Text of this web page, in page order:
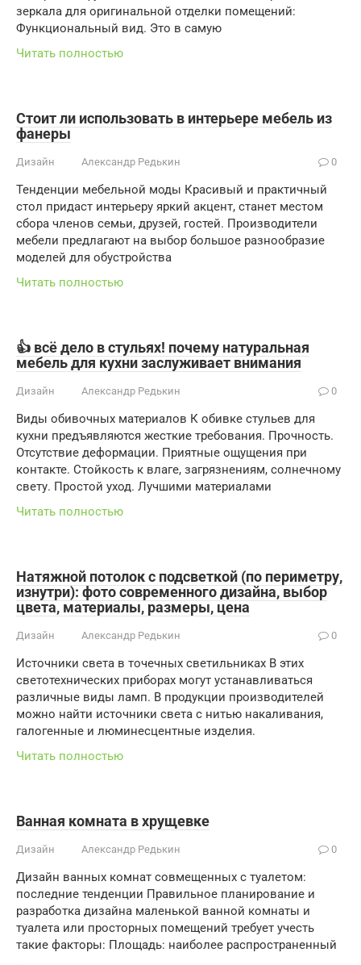
зеркала для оригинальной отделки помещений:
Функциональный вид. Это в самую
Читать полностью
Стоит ли использовать в интерьере мебель из
фанеры
Дизайн Александр Редькин 0
Тенденции мебельной моды Красивый и практичный
стол придаст интерьеру яркий акцент, станет местом
сбора членов семьи, друзей, гостей. Производители
мебели предлагают на выбор большое разнообразие
моделей для обустройства
Читать полностью
👍 всё дело в стульях! почему натуральная
мебель для кухни заслуживает внимания
Дизайн Александр Редькин 0
Виды обивочных материалов К обивке стульев для
кухни предъявляются жесткие требования. Прочность.
Отсутствие деформации. Приятные ощущения при
контакте. Стойкость к влаге, загрязнениям, солнечному
свету. Простой уход. Лучшими материалами
Читать полностью
Натяжной потолок с подсветкой (по периметру,
изнутри): фото современного дизайна, выбор
цвета, материалы, размеры, цена
Дизайн Александр Редькин 0
Источники света в точечных светильниках В этих
светотехнических приборах могут устанавливаться
различные виды ламп. В продукции производителей
можно найти источники света с нитью накаливания,
галогенные и люминесцентные изделия.
Читать полностью
Ванная комната в хрущевке
Дизайн Александр Редькин 0
Дизайн ванных комнат совмещенных с туалетом:
последние тенденции Правильное планирование и
разработка дизайна маленькой ванной комнаты и
туалета или просторных помещений требует учесть
такие факторы: Площадь: наиболее распространенный